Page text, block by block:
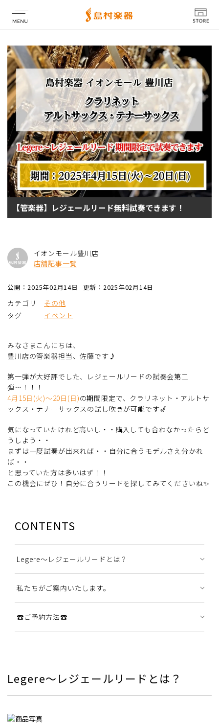
店舗情報
【管楽器】レジェールリード無料試奏できます！
イオンモール豊川店
店舗記事一覧
公開：2025年02月14日 更新：2025年02月14日
カテゴリ
その他
タグ
イベント
みなさまこんにちは、
豊川店の管楽器担当、佐藤です♪
第一弾が大好評でした、レジェールリードの試奏会第二
弾…！！！
4月15日(火)～20日(日)の期間限定で、クラリネット・アルトサ
ックス・テナーサックスの試し吹きが可能です🎷
気になっていたけれど高いし・・購入しても合わなかったらど
うしよう・・
まずは一度試奏が出来れば・・自分に合うモデルさえ分かれ
ば・・
と思っていた方は多いはず！！
この機会にぜひ！自分に合うリードを探してみてくださいね✨
CONTENTS
Legere～レジェールリードとは？
私たちがご案内いたします。
☎ご予約方法☎
Legere～レジェールリードとは？